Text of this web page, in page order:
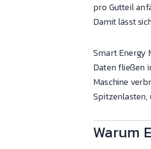
pro Gutteil
Damit lässt
Smart Energy
Daten fließen
Maschine
Spitzenlasten,
Warum